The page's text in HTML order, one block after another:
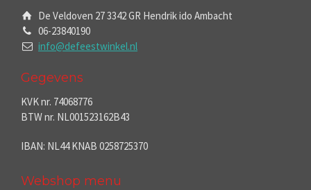
De Veldoven 27 3342 GR Hendrik ido Ambacht
06-23840190
info@defeestwinkel.nl
Gegevens
KVK nr. 74068776
BTW nr. NL001523162B43
IBAN: NL44 KNAB 0258725370
Webshop menu